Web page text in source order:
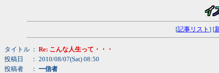
[記事リスト ] [
タイトル ： Re: こんな人生って・・・
投稿日
： 2010/08/07(Sat) 08:50
投稿者
： 一信者